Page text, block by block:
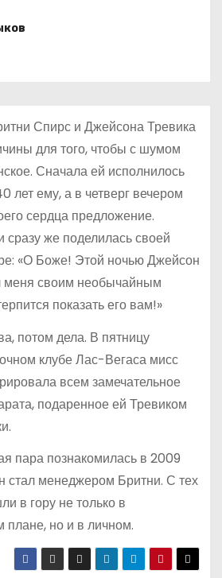
Спирс и Джейсона Тревика
для того, чтобы с шумом
Сначала ей исполнилось
лет ему, а в четверг вечером
сердца предложение.
сразу же поделилась своей
«О Боже! Этой ночью Джейсон
меня своим необычайным
показать его вам!»
потом дела. В пятницу
клубе Лас-Вегаса мисс
всем замечательное
подаренное ей Тревиком
пара познакомилась в 2009
стал менеджером Бритни. С тех
в гору не только в
но и в личном.